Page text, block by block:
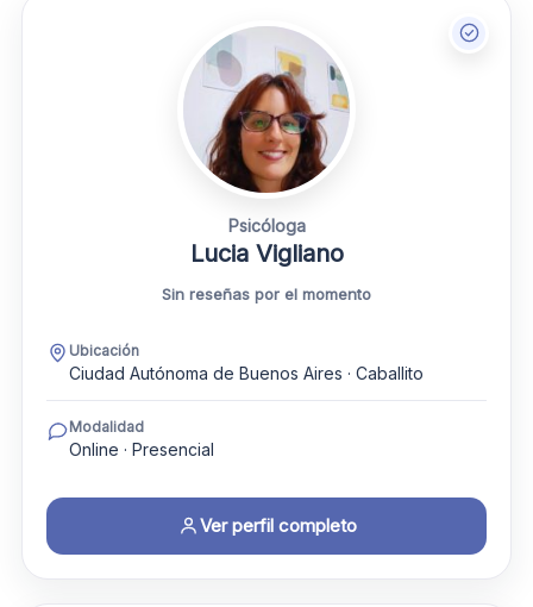
Psicóloga
Lucia Vigliano
Sin reseñas por el momento
Ubicación
Ciudad Autónoma de Buenos Aires · Caballito
Modalidad
Online · Presencial
Ver perfil completo